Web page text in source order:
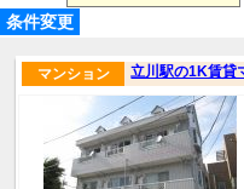
条件変更
立川駅の1K賃貸
マンション